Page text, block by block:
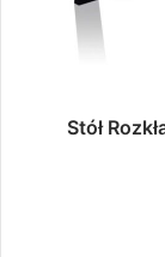
Stół